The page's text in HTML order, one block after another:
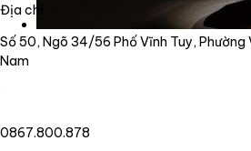
Địa chỉ
Số 50, Ngõ 34/56 Phố Vĩnh Tuy, Phường
Nam
0867.800.878